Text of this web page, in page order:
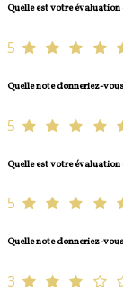
Quelle est votre
5
Quelle note donneriez-
5
Quelle est votre
5
Quelle note donneriez-
3